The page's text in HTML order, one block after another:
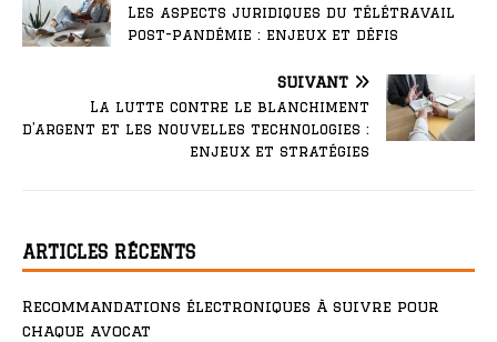
Les aspects juridiques du télétravail
post-pandémie : enjeux et défis
SUIVANT
La lutte contre le blanchiment
d’argent et les nouvelles technologies :
enjeux et stratégies
ARTICLES RÉCENTS
Recommandations électroniques à suivre pour
chaque avocat